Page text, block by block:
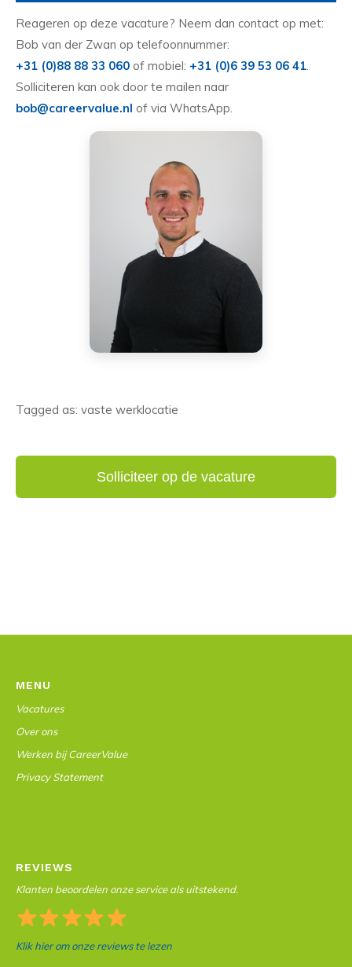
Reageren op deze vacature? Neem dan contact op met:
Bob van der Zwan op telefoonnummer:
+31 (0)88 88 33 060 of mobiel: +31 (0)6 39 53 06 41.
Solliciteren kan ook door te mailen naar
bob@careervalue.nl of via WhatsApp.
Tagged as: vaste werklocatie
MENU
Vacatures
Over ons
Werken bij CareerValue
Privacy Statement
REVIEWS
Klanten beoordelen onze service als uitstekend.
Klik hier om onze reviews te lezen